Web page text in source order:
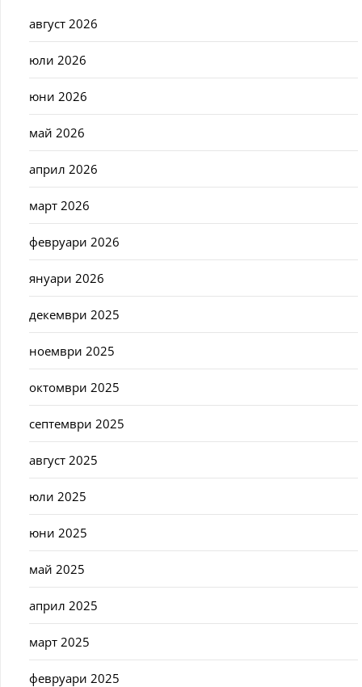
август 2026
юли 2026
юни 2026
май 2026
април 2026
март 2026
февруари 2026
януари 2026
декември 2025
ноември 2025
октомври 2025
септември 2025
август 2025
юли 2025
юни 2025
май 2025
април 2025
март 2025
февруари 2025